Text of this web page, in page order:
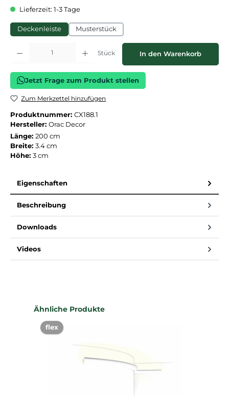
Lieferzeit: 1-3 Tage
Deckenleiste Musterstück
Produkt Anzahl: Gib den gewünschten Wert ein oder benutze die
Stück In den Warenkorb
Jetzt Frage zum Produkt stellen
Zum Merkzettel hinzufügen
Produktnummer: CX188.1
Hersteller: Orac Decor
Länge: 200 cm
Breite: 3.4 cm
Höhe: 3 cm
Eigenschaften
Beschreibung
Downloads
Videos
Produktgalerie überspringen
Ähnliche Produkte
flex